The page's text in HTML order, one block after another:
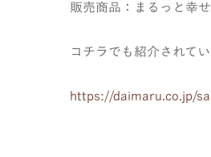
販売商品：まるっと幸
コチラでも紹介されて
https://daimaru.co.jp/